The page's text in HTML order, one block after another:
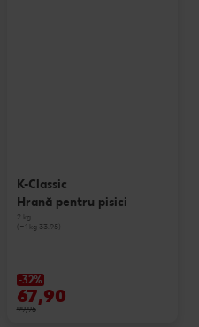
K-Classic
Hrană pentru pisici
2 kg
(=1 kg 33.95)
-32%
67,90
99,95